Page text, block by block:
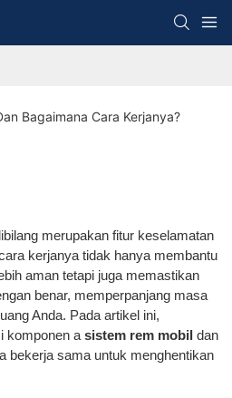
Bagaimana Cara Kerjanya?
merupakan fitur keselamatan
kerjanya tidak hanya membantu
aman tetapi juga memastikan
benar, memperpanjang masa
Anda. Pada artikel ini,
komponen asistem rem mobil dan
bekerja sama untuk menghentikan